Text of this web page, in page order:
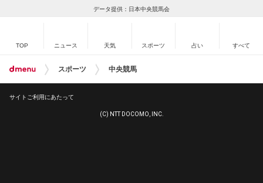
データ提供：日本中央競馬会
TOP ニュース 天気 スポーツ 占い すべて
スポーツ 中央競馬
サイトご利用にあたって
(C) NTT DOCOMO, INC.